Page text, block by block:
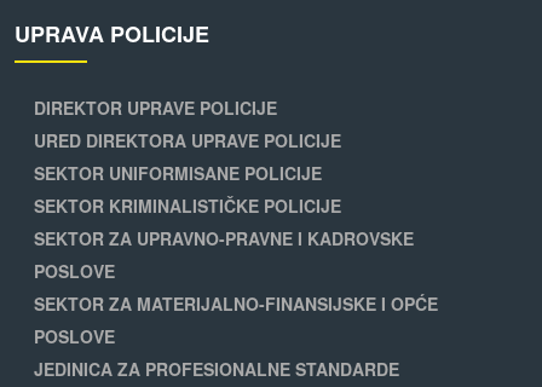
UPRAVA POLICIJE
DIREKTOR UPRAVE POLICIJE
URED DIREKTORA UPRAVE POLICIJE
SEKTOR UNIFORMISANE POLICIJE
SEKTOR KRIMINALISTIČKE POLICIJE
SEKTOR ZA UPRAVNO-PRAVNE I KADROVSKE
POSLOVE
SEKTOR ZA MATERIJALNO-FINANSIJSKE I OPĆE
POSLOVE
JEDINICA ZA PROFESIONALNE STANDARDE